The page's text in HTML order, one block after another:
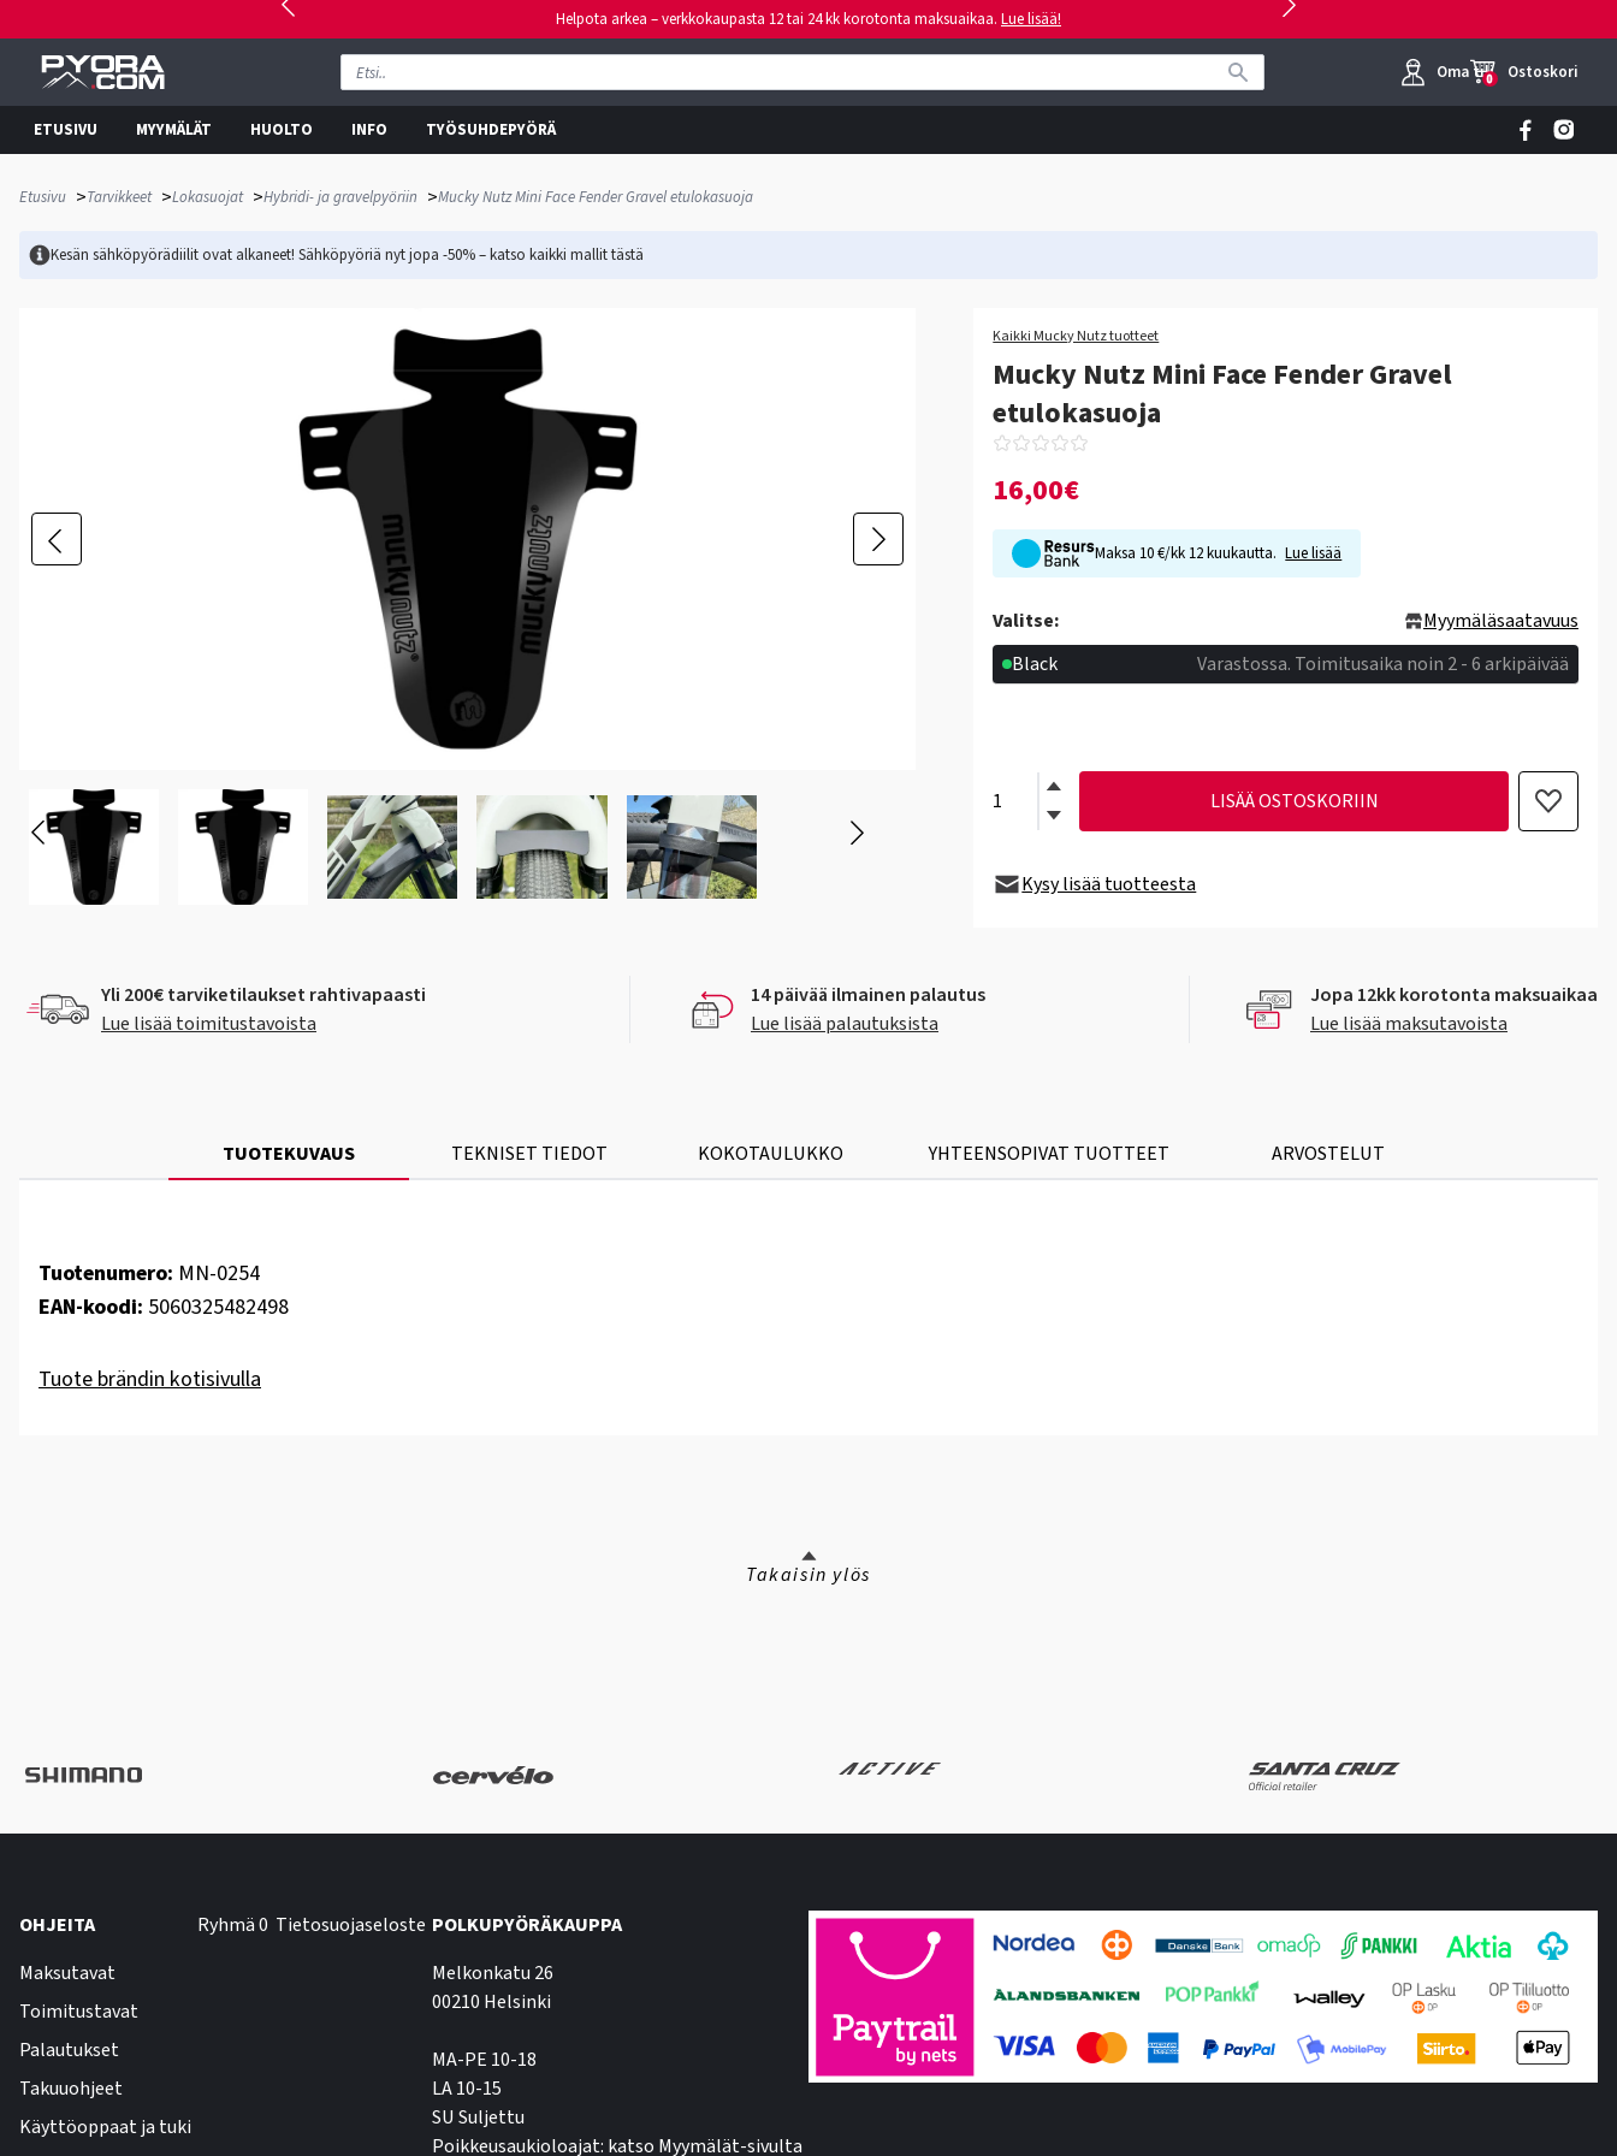
Helpota arkea – verkkokaupasta 12 tai 24 kk korotonta maksuaikaa. Lue lisää!
Oma tili
0 Ostoskori
ETUSIVU MYYMÄLÄT HUOLTO INFO TYÖSUHDEPYÖRÄ
Etusivu >Tarvikkeet >Lokasuojat >Hybridi- ja gravelpyöriin >Mucky Nutz Mini Face Fender Gravel etulokasuoja
Kesän sähköpyörädiilit ovat alkaneet! Sähköpyöriä nyt jopa -50% – katso kaikki mallittästä
Kaikki Mucky Nutz tuotteet
Mucky Nutz Mini Face Fender Gravel
etulokasuoja
16,00€
Maksa 10 €/kk 12 kuukautta. Lue lisää
Valitse:
Myymäläsaatavuus
Black
Varastossa. Toimitusaika noin 2 - 6 arkipäivää
LISÄÄ OSTOSKORIIN
Kysy lisää tuotteesta
Yli 200€ tarviketilaukset rahtivapaasti
Lue lisää toimitustavoista
14 päivää ilmainen palautus
Lue lisää palautuksista
Jopa 12kk korotonta maksuaikaa
Lue lisää maksutavoista
TUOTEKUVAUS TEKNISET TIEDOT KOKOTAULUKKO YHTEENSOPIVAT TUOTTEET ARVOSTELUT
Tuotenumero: MN-0254
EAN-koodi: 5060325482498
Tuote brändin kotisivulla
Takaisin ylös
OHJEITA
Maksutavat
Toimitustavat
Palautukset
Takuuohjeet
Käyttöoppaat ja tuki
Ryhmä 0 Tietosuojaseloste POLKUPYÖRÄKAUPPA
Melkonkatu 26
00210 Helsinki
MA-PE 10-18
LA 10-15
SU Suljettu
Poikkeusaukioloajat: katso Myymälät-sivulta